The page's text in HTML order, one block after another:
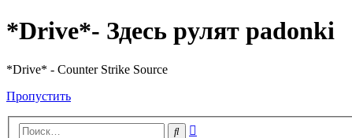
*Drive*- Здесь рулят padonki
*Drive* - Counter Strike Source
Пропустить
Поиск